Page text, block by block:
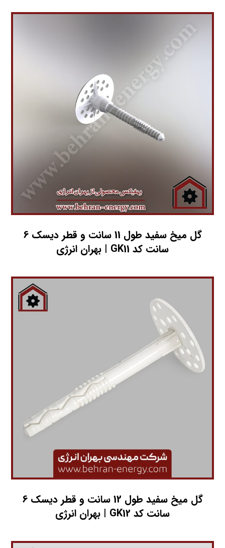
گل میخ سفید طول 11 سانت و قطر دیسک 6
سانت کد GK11 | بهران انرژی
گل میخ سفید طول 12 سانت و قطر دیسک 6
سانت کد GK12 | بهران انرژی